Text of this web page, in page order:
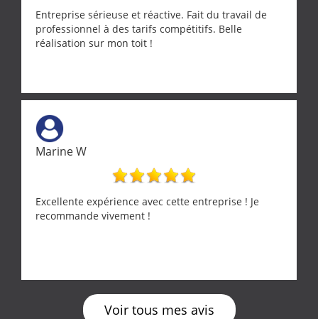
Entreprise sérieuse et réactive. Fait du travail de
professionnel à des tarifs compétitifs. Belle
réalisation sur mon toit !
Marine W
Excellente expérience avec cette entreprise ! Je
recommande vivement !
Voir tous mes avis